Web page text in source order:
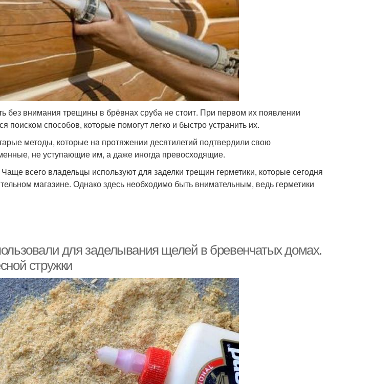
без внимания трещины в брёвнах сруба не стоит. При первом их появлении
поиском способов, которые помогут легко и быстро устранить их.
методы, которые на протяжении десятилетий подтвердили свою
не уступающие им, а даже иногда превосходящие.
всего владельцы используют для заделки трещин герметики, которые сегодня
магазине. Однако здесь необходимо быть внимательным, ведь герметики
для заделывания щелей в бревенчатых домах.
стружки